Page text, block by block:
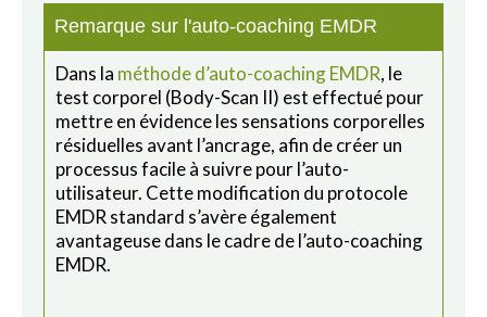
Remarque sur l'auto-coaching EMDR
Dans la méthode d’auto-coaching EMDR, le
test corporel (Body-Scan II) est effectué pour
mettre en évidence les sensations corporelles
résiduelles avant l’ancrage, afin de créer un
processus facile à suivre pour l’auto-
utilisateur. Cette modification du protocole
EMDR standard s’avère également
avantageuse dans le cadre de l’auto-coaching
EMDR.